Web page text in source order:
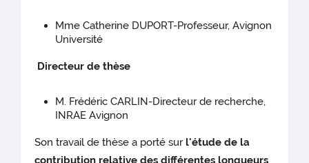
Mme Catherine DUPORT-Professeur, Avignon
Université
Directeur de thèse
M. Frédéric CARLIN-Directeur de recherche,
INRAE Avignon
Son travail de thèse a porté sur l'étude de la
contribution relative des différentes longueurs